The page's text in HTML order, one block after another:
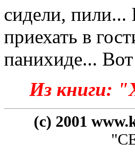
сидели, пили...
приехать в
панихиде... Вот
Из книги:
(c) 2001